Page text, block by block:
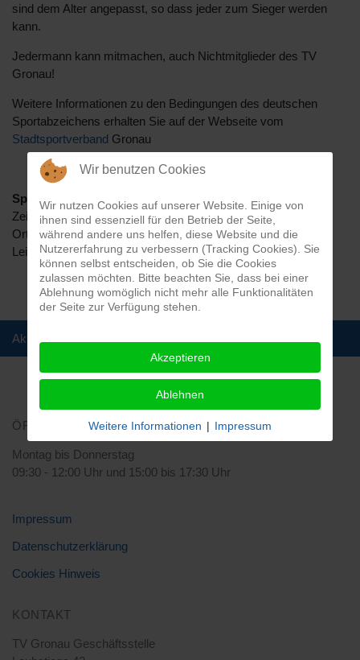
sind dem Alter angepasst, so dass jeder zum Sieger werden
kann.
Jedermann kann mitmachen, auch Nichtmitglieder des TV
Gronau!
Weitere Informationen zu den Bedingungen des deutschen
Sportabzeichens erhalten Sie auf der Webseite vom
Stadtsportverband Gronau
Sportabzeichentraining und -abnahme Leichtathletik
Zeit: Montag, 18:00 - 19:30 Uhr
Ort: Sportplatz Laubstiege
Leitung:Beate Neyer & Sportabzeichen-Team
Aktuelle Seite:
ÖFFNUNGSZEITEN
Montag bis Donnerstag
09:30 - 12:00 Uhr und 15:00 bis 17:30 Uhr
Impressum
Datenschutzerklärung
Cookies Hinweis
KONTAKT
TV Gronau Geschäftsstelle
Wir benutzen Cookies
Wir nutzen Cookies auf unserer Website. Einige von
ihnen sind essenziell für den Betrieb der Seite,
während andere uns helfen, diese Website und die
Nutzererfahrung zu verbessern (Tracking Cookies). Sie
können selbst entscheiden, ob Sie die Cookies
zulassen möchten. Bitte beachten Sie, dass bei einer
Ablehnung womöglich nicht mehr alle Funktionalitäten
der Seite zur Verfügung stehen.
Akzeptieren
Ablehnen
Weitere Informationen | Impressum